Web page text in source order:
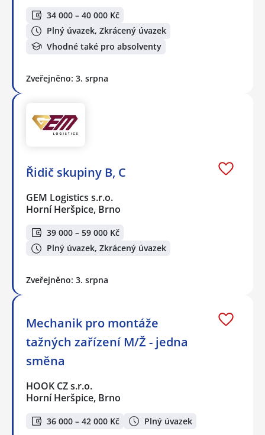
34 000 – 40 000 Kč
Plný úvazek, Zkrácený úvazek
Vhodné také pro absolventy
Zveřejněno: 3. srpna
Řidič skupiny B, C
GEM Logistics s.r.o.
Horní Heršpice, Brno
39 000 – 59 000 Kč
Plný úvazek, Zkrácený úvazek
Zveřejněno: 3. srpna
Mechanik pro montáže
tažných zařízení M/Ž - jedna
směna
HOOK CZ s.r.o.
Horní Heršpice, Brno
36 000 – 42 000 Kč Plný úvazek